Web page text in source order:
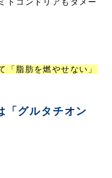
「脂肪を燃やせない」
「グルタチオン